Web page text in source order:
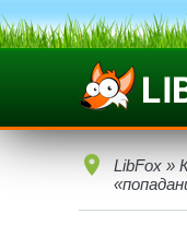
LibFox »